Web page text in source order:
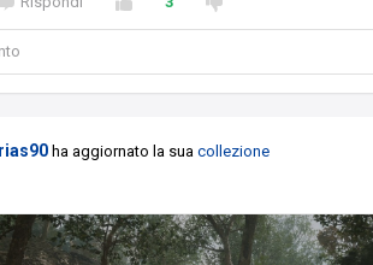
ha aggiornato la suacollezione